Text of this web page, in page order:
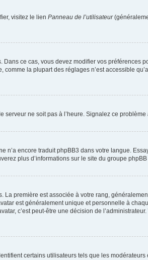
visitez le lien Panneau de l’utilisateur
ce cas, vous devez modifier vos préférences
la plupart des réglages n’est accessible
ne soit pas à l’heure. Signalez ce problème
encore traduit phpBB3 dans votre langue.
plus d’informations sur le site du groupe
première est associée à votre rang,
est généralement unique et personnelle à
c’est peut-être une décision de
certains utilisateurs tels que les